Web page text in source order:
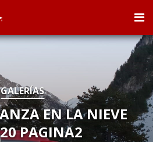
GALERÍAS
EN LA NIEVE
PAGINA2